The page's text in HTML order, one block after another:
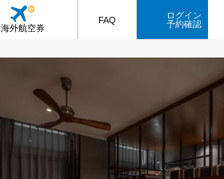
海外航空券
FAQ
ログイン
予約確認